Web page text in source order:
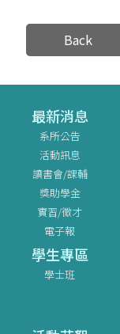
Back
最新消息
系所公告
活動訊息
讀書會/課輔
獎助學金
實習/徵才
電子報
學生專區
學士班